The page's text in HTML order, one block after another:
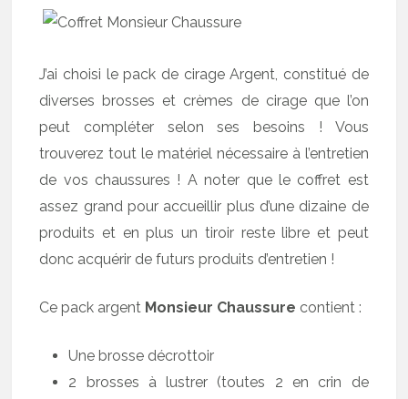
J’ai choisi le pack de cirage Argent, constitué de
diverses brosses et crèmes de cirage que l’on
peut compléter selon ses besoins ! Vous
trouverez tout le matériel nécessaire à l’entretien
de vos chaussures ! A noter que le coffret est
assez grand pour accueillir plus d’une dizaine de
produits et en plus un tiroir reste libre et peut
donc acquérir de futurs produits d’entretien !
Ce pack argent Monsieur Chaussure contient :
Une brosse décrottoir
2 brosses à lustrer (toutes 2 en crin de